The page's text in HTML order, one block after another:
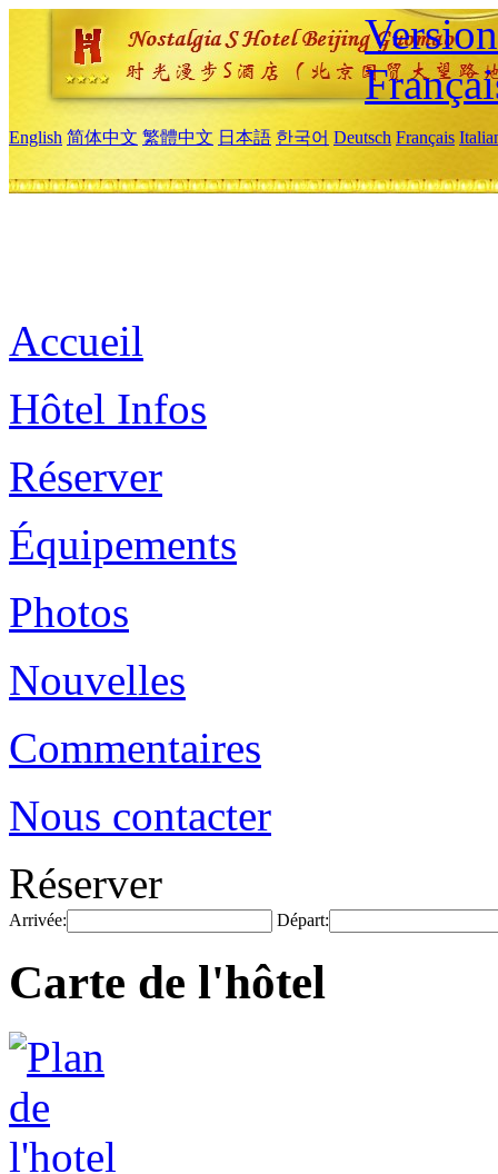
English 简体中文 繁體中文 日本語 한국어 Deutsch Français
Accueil
Hôtel Infos
Réserver
Équipements
Photos
Nouvelles
Commentaires
Nous contacter
Réserver
Arrivée: Départ:
Carte de l'hôtel